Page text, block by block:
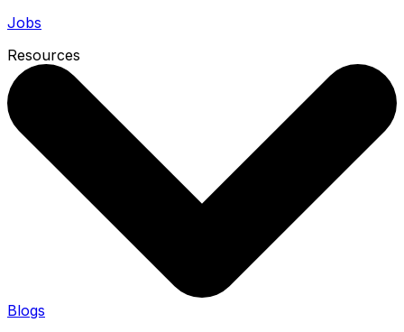
Jobs
Resources
Blogs